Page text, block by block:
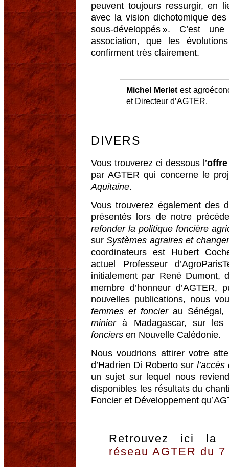
peuvent toujours ressurgir, en
avec la vision dichotomique
sous-développés ». C’est
association, que les
confirment très clairement.
Michel Merletest
et Directeur d’AGTER.
DIVERS
Vous trouverez ci dessous l’offre
par AGTER qui concerne le
Aquitaine.
Vous trouverez également des
présentés lors de notre
refonder la politique foncière
surSystèmes agraires et
coordinateurs est Hubert
actuel Professeur
initialement par René Dumont,
membre d’honneur
nouvelles publications, nous
femmes et foncierau
minierà Madagascar, sur
fonciers en Nouvelle Calédonie.
Nous voudrions attirer votre
d’Hadrien Di Roberto sur
un sujet sur lequel nous
disponibles les résultats du
Foncier et Développement
Retrouvez ici la
réseau AGTER du